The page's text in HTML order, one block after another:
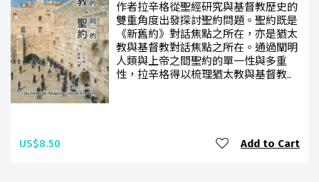
作者拉辛格從聖經研究與基督教歷史的
雙重角度出發探討聖約問題。聖約既是
《新舊約》對話焦點之所在，亦是猶太
教與基督教對話焦點之所在。通過闡明
人類與上帝之間聖約的單一性與多重
性，拉辛格得以梳理猶太教與基督教..
US$8.50 Add to Cart